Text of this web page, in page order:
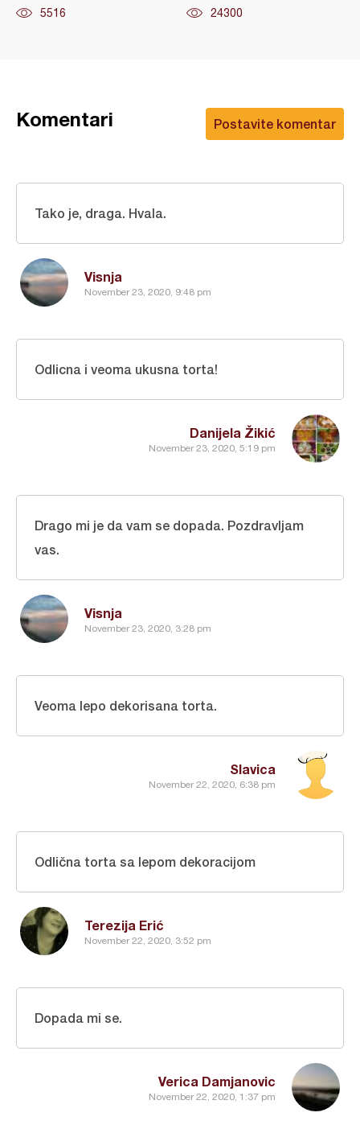
5516 24300
Postavite komentar
Komentari
Visnja
November 23, 2020, 9:48 pm
Tako je, draga. Hvala.
Danijela Žikić
November 23, 2020, 5:19 pm
Odlicna i veoma ukusna torta!
Visnja
November 23, 2020, 3:28 pm
Drago mi je da vam se dopada. Pozdravljam
vas.
Slavica
November 22, 2020, 6:38 pm
Veoma lepo dekorisana torta.
Terezija Erić
November 22, 2020, 3:52 pm
Odlična torta sa lepom dekoracijom
Verica Damjanovic
November 22, 2020, 1:37 pm
Dopada mi se.